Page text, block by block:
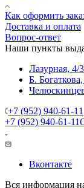
Как оформить
Доставка и оплата
Вопрос-ответ
Наши пункты
Лазурная, 4/3
Б.
+7 (952) 940-61-11
+7 (952) 940-61-11
Вконтакте
Вся информация